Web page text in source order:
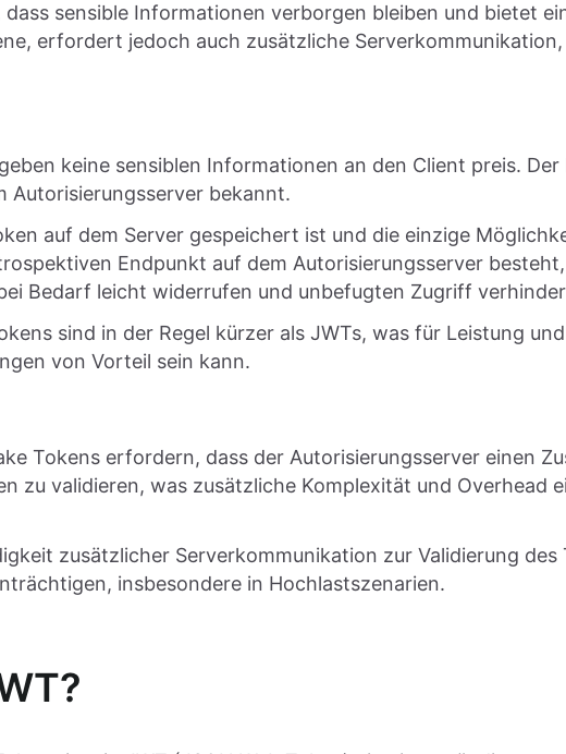
sensible Informationen verborgen bleiben und bietet
erfordert jedoch auch zusätzliche Serverkommunikation,
keine sensiblen Informationen an den Client preis. Der
Autorisierungsserver bekannt.
auf dem Server gespeichert ist und die einzige
Endpunkt auf dem Autorisierungsserver
Bedarf leicht widerrufen und unbefugten Zugriff
sind in der Regel kürzer als JWTs, was für Leistung und
von Vorteil sein kann.
Tokens erfordern, dass der Autorisierungsserver einen
zu validieren, was zusätzliche Komplexität und Overhead
zusätzlicher Serverkommunikation zur Validierung des
insbesondere in Hochlastszenarien.